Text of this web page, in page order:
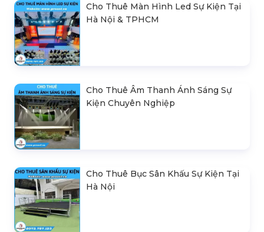
Cho Thuê Màn Hình Led Sự Kiện Tại
Hà Nội & TPHCM
Cho Thuê Âm Thanh Ánh Sáng Sự
Kiện Chuyên Nghiệp
Cho Thuê Bục Sân Khấu Sự Kiện Tại
Hà Nội